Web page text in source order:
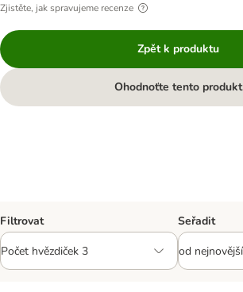
Zjistěte, jak spravujeme recenze
Zpět k produktu
Ohodnoťte tento produkt
Filtrovat Seřadit